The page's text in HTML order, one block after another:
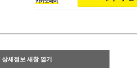
상세정보 새창 열기